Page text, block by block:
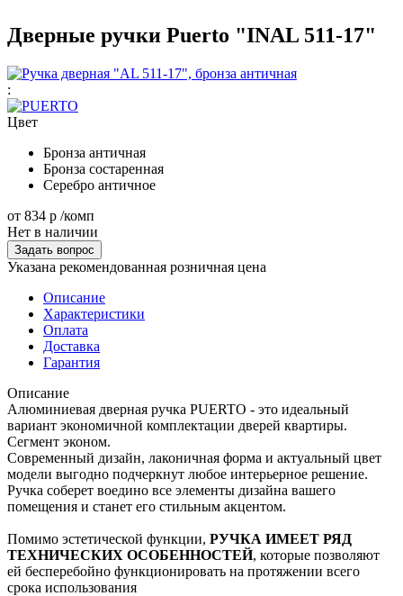
Дверные ручки Puerto "INAL 511-17"
:
Цвет
Бронза античная
Бронза состаренная
Серебро античное
от 834 р /комп
Нет в наличии
Задать вопрос
Указана рекомендованная розничная цена
Описание
Характеристики
Оплата
Доставка
Гарантия
Описание
Алюминиевая дверная ручка PUERTO - это идеальный
вариант экономичной комплектации дверей квартиры.
Сегмент эконом.
Современный дизайн, лаконичная форма и актуальный цвет
модели выгодно подчеркнут любое интерьерное решение.
Ручка соберет воедино все элементы дизайна вашего
помещения и станет его стильным акцентом.
Помимо эстетической функции, РУЧКА ИМЕЕТ РЯД
ТЕХНИЧЕСКИХ ОСОБЕННОСТЕЙ, которые позволяют
ей бесперебойно функционировать на протяжении всего
срока использования